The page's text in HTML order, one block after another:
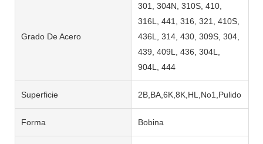
Grado De Acero
301, 304N, 310S, 410,
316L, 441, 316, 321, 410S,
436L, 314, 430, 309S, 304,
439, 409L, 436, 304L,
904L, 444
Superficie 2B,BA,6K,8K,HL,No1,Pulido
Forma Bobina